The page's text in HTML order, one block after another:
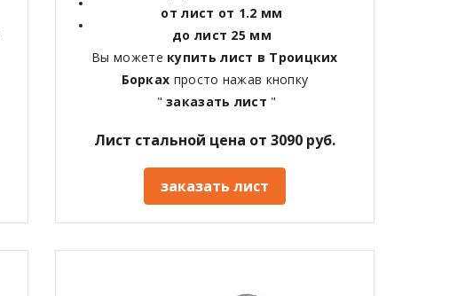
от лист от 1.2 мм
до лист 25 мм
Вы можете купить лист в Троицких
Борках просто нажав кнопку
"заказать лист "
Лист стальной цена от 3090 руб.
заказать лист